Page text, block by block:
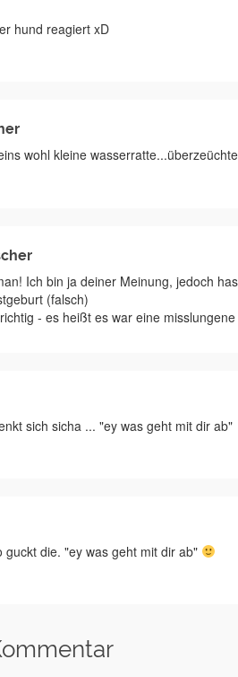
hund reagiert xD
wohl kleine
Ich bin ja deiner Meinung, jedoch
(falsch)
- es heißt es war eine
sich sicha ... "ey was geht mit dir ab"
guckt die. "ey was geht mit dir ab"